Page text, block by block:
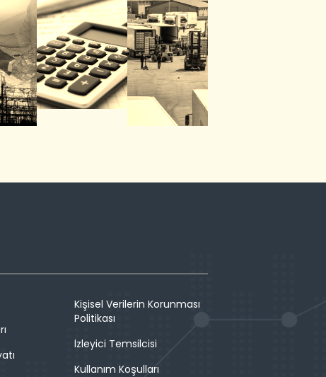
Kişisel Verilerin Korunması
Politikası
İzleyici Temsilcisi
Kullanım Koşulları